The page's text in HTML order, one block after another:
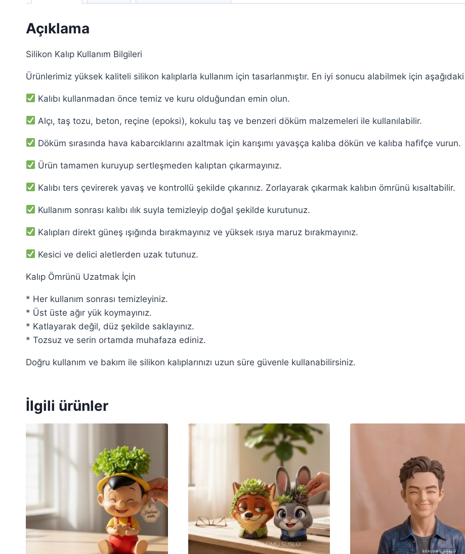
Açıklama
Silikon Kalıp Kullanım Bilgileri
Ürünlerimiz yüksek kaliteli silikon kalıplarla kullanım için tasarlanmıştır. En iyi sonucu alabilmek için
Kalıbı kullanmadan önce temiz ve kuru olduğundan emin olun.
Alçı, taş tozu, beton, reçine (epoksi), kokulu taş ve benzeri döküm malzemeleri ile kullanılabilir.
Döküm sırasında hava kabarcıklarını azaltmak için karışımı yavaşça kalıba dökün ve kalıba hafifçe vurun.
Ürün tamamen kuruyup sertleşmeden kalıptan çıkarmayınız.
Kalıbı ters çevirerek yavaş ve kontrollü şekilde çıkarınız. Zorlayarak çıkarmak kalıbın ömrünü kısaltabilir.
Kullanım sonrası kalıbı ılık suyla temizleyip doğal şekilde kurutunuz.
Kalıpları direkt güneş ışığında bırakmayınız ve yüksek ısıya maruz bırakmayınız.
Kesici ve delici aletlerden uzak tutunuz.
Kalıp Ömrünü Uzatmak İçin
* Her kullanım sonrası temizleyiniz.
* Üst üste ağır yük koymayınız.
* Katlayarak değil, düz şekilde saklayınız.
* Tozsuz ve serin ortamda muhafaza ediniz.
Doğru kullanım ve bakım ile silikon kalıplarınızı uzun süre güvenle kullanabilirsiniz.
İlgili ürünler